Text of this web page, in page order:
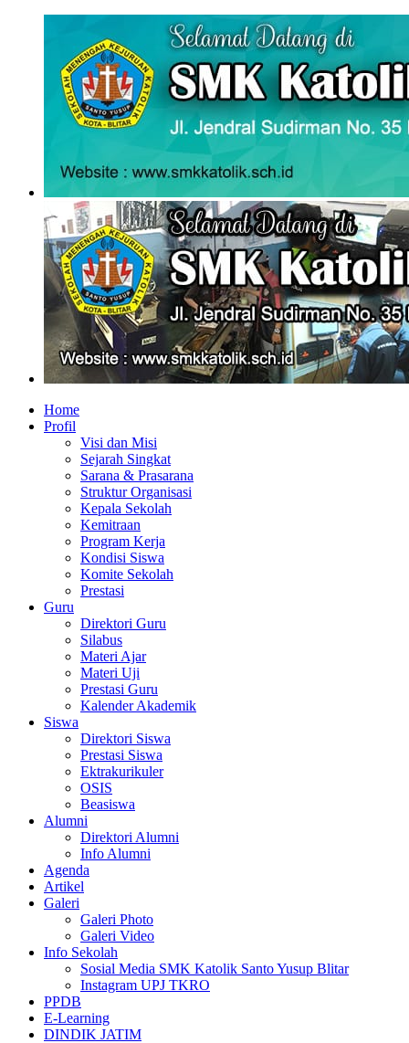
Home
Profil
Visi dan Misi
Sejarah Singkat
Sarana & Prasarana
Struktur Organisasi
Kepala Sekolah
Kemitraan
Program Kerja
Kondisi Siswa
Komite Sekolah
Prestasi
Guru
Direktori Guru
Silabus
Materi Ajar
Materi Uji
Prestasi Guru
Kalender Akademik
Siswa
Direktori Siswa
Prestasi Siswa
Ektrakurikuler
OSIS
Beasiswa
Alumni
Direktori Alumni
Info Alumni
Agenda
Artikel
Galeri
Galeri Photo
Galeri Video
Info Sekolah
Sosial Media SMK Katolik Santo Yusup Blitar
Instagram UPJ TKRO
PPDB
E-Learning
DINDIK JATIM